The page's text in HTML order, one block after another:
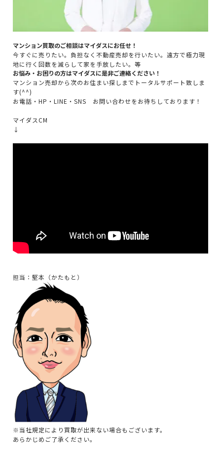
マンション買取のご相談はマイダスにお任せ！
今すぐに売りたい。負担なく不動産売却を行いたい。遠方で極力現
地に行く回数を減らして家を手放したい。等
お悩み・お困りの方はマイダスに是非ご連絡ください！
マンション売却から次のお住まい探しまでトータルサポート致しま
す(^^)
お電話・HP・LINE・SNS お問い合わせをお待ちしております！
マイダスCM
↓
担当：堅本（かたもと）
※当社規定により買取が出来ない場合もございます。
あらかじめご了承ください。